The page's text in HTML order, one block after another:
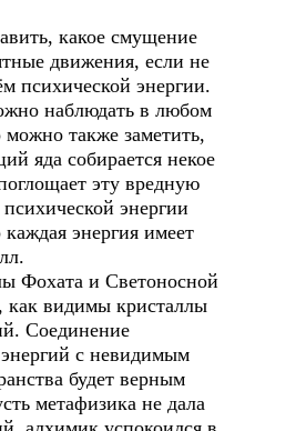
какое смущение
движения, если не
психической энергии.
наблюдать в любом
также заметить,
яда собирается некое
эту вредную
энергии
энергия имеет
Фохата и Светоносной
как видимы кристаллы
Соединение
с невидимым
будет верным
метафизика не дала